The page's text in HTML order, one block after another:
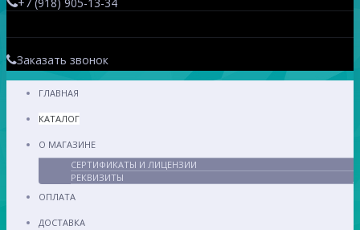
Заказать звонок
ГЛАВНАЯ
КАТАЛОГ
О МАГАЗИНЕ
СЕРТИФИКАТЫ И ЛИЦЕНЗИИ
РЕКВИЗИТЫ
ОПЛАТА
ДОСТАВКА